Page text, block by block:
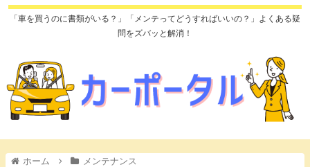
「車を買うのに書類がいる？」「メンテってどうすればいいの？」よくある疑
問をズバッと解消！
ホーム メンテナンス